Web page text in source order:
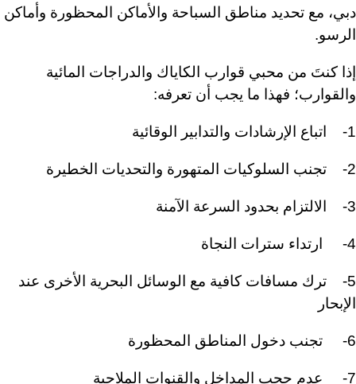
دبي، مع تحديد مناطق السباحة والأماكن المحظورة وأماكن
الرسو.
إذا كنتَ من محبي قوارب الكاياك والدراجات المائية
والقوارب؛ فهذا ما يجب أن تعرفه:
1- اتباع الإرشادات والتدابير الوقائية
2- تجنب السلوكيات المتهورة والتحديات الخطيرة
3- الالتزام بحدود السرعة الآمنة
4- ارتداء سترات النجاة
5- ترك مسافات كافية مع الوسائل البحرية الأخرى عند
الإبحار
6- تجنب دخول المناطق المحظورة
7- عدم حجب المداخل والقنوات الملاحية